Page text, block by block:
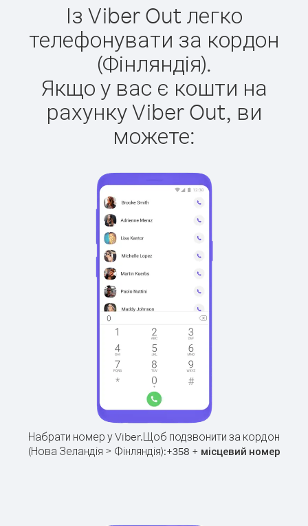
Із Viber Out легко
телефонувати за кордон
(Фінляндія).
Якщо у вас є кошти на
рахунку Viber Out, ви
можете:
Набрати номер у Viber.Щоб подзвонити за кордон
(Нова Зеландія > Фінляндія):+358 + місцевий номер